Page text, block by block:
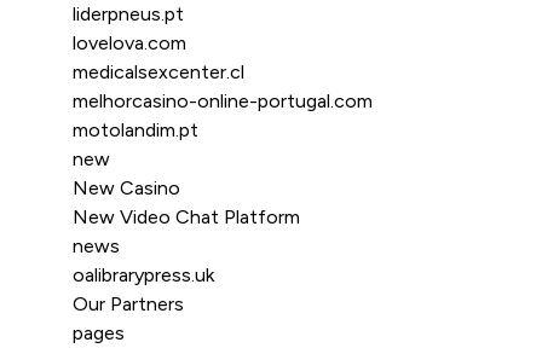
liderpneus.pt
lovelova.com
medicalsexcenter.cl
melhorcasino-online-portugal.com
motolandim.pt
new
New Casino
New Video Chat Platform
news
oalibrarypress.uk
Our Partners
pages